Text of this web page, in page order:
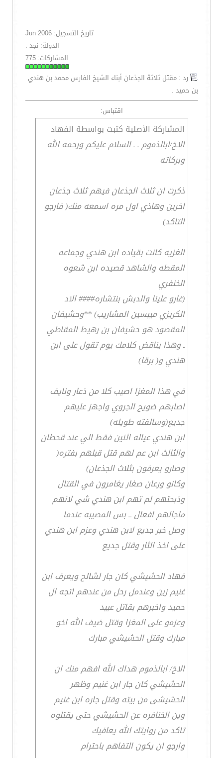
تاريخ التسجيل: Jun 2006
الدولة: نجد .
المشاركات: 775
رد : مقتل ثلاثة الجذعان أبناء الشيخ الفارس محمد بن هندي
بن حميد .
اقتباس:
المشاركة الأصلية كتبت بواسطة الفهاد
الاخ/ابالذموم ـ ـ السلام عليكم ورحمه الله
وبركاته
ذكرت ان ثلاث الجذعان فيهم ثلاث جذعان
اخرين وهاذي اول مره اسمعه منك( فارجو
التاكد)
الغزيه كانت بقياده ابن هندي وجماعه
المقطه والشاهد قصيده ابن شعوه
الخنفري
(غارو علينا والدبش بنتشاره#### الاد
الكريزي ميبسين المشاريب) **وحشيفان
المقصود هو حشيفان بن رهيط المقاطي
ـ وهذا يناقض كلامك يوم تقول على ابن
هندي و( برقا)
في هذا المغزا اصيب كلا من ذعار ونايف
اصابهم ضويح الجروي واجهز عليهم
جديع(وسالفته طويله)
ابن هندي عياله اثنين فقط الي عند قحطان
والثالث ابن عم لهم قتل قبلهم بفتره(
وصارو يعرفون بثلاث الجذعان)
وكانو ورعان صغار يغامرون في القتال
وذبحتهم لم تهم ابن هندي شي لانهم
ماجالهم افعال ــ بس المصيبه عندما
وصل خبر جديع لابن هندي وعزم ابن هندي
على اخذ الثار وقتل جديع
فهاد الحشيشي كان جار لشالح ويعرف ابن
غنيم زين وعندمل رحل من عندهم اتجه ال
حميد واخبرهم بقاتل عبيد
وعزمو على المغزا وقتل ضيف الله اخو
مبارك وقتل الحشيشي مبارك
الاخ/ ابالذموم هداك الله افهم منك ان
الحشيشي كان جار ابن غنيم وظهر
الحشيشى من بيته وقتل جاره ابن غنيم
وين الخنافره عن الحشيشي حتى يقتلوه
تاكد من روايتك الله يعافيك
وارجو ان يكون التفاهم باحترام